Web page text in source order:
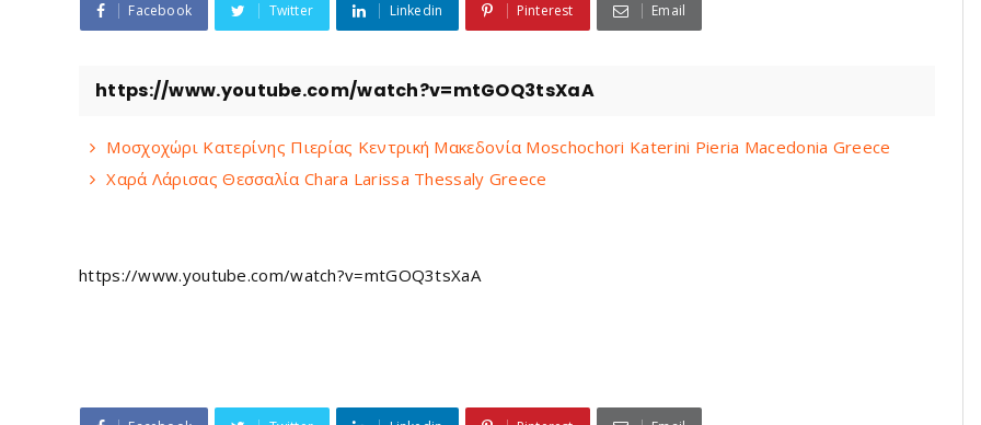
Facebook Twitter Linkedin Pinterest Email
https://www.youtube.com/watch?v=mtGOQ3tsXaA
Μοσχοχώρι Κατερίνης Πιερίας Κεντρική Μακεδονία Moschochori Katerini Pieria Macedonia Greece
Χαρά Λάρισας Θεσσαλία Chara Larissa Thessaly Greece
https://www.youtube.com/watch?v=mtGOQ3tsXaA